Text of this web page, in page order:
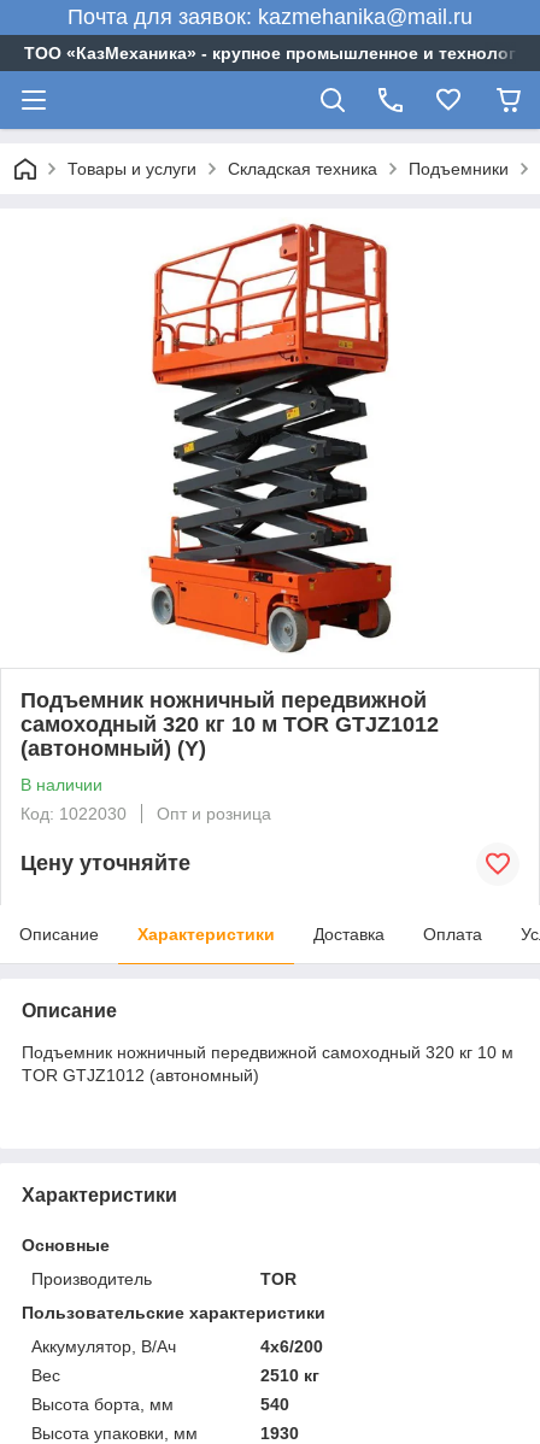
Почта для заявок: kazmehanika@mail.ru
ТОО «‎КазМеханика» - крупное промышленное и
Товары и услуги Складская техника Подъемники
Подъемник ножничный передвижной
самоходный 320 кг 10 м TOR GTJZ1012
(автономный) (Y)
В наличии
Код: 1022030
Опт и розница
Цену уточняйте
Описание Характеристики Доставка Оплата
Описание
Подъемник ножничный передвижной самоходный 320 кг 10 м
TOR GTJZ1012 (автономный)
Характеристики
Основные
Производитель
TOR
Пользовательские характеристики
Аккумулятор, В/Ач
4х6/200
Вес
2510 кг
Высота борта, мм
540
Высота упаковки, мм
1930